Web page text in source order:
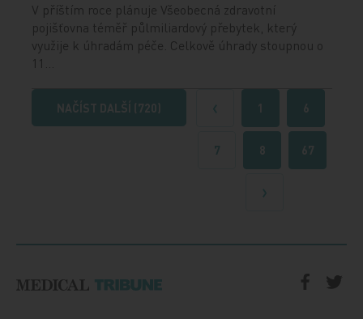
V příštím roce plánuje Všeobecná zdravotní
pojišťovna téměř půlmiliardový přebytek, který
využije k úhradám péče. Celkově úhrady stoupnou o
11…
NAČÍST DALŠÍ (720) Předchozí1 6
7 8 67
Další